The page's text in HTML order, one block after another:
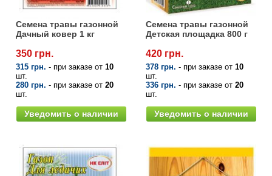
Семена травы газонной
Дачный ковер 1 кг
350 грн.
315 грн. - при заказе от 10
шт.
280 грн. - при заказе от 20
шт.
Уведомить о наличии
Семена травы газонной
Детская площадка 800 г
420 грн.
378 грн. - при заказе от 10
шт.
336 грн. - при заказе от 20
шт.
Уведомить о наличии